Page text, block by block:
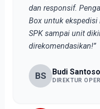
dan responsif.
Box untuk ekspedisi
SPK sampai unit
direkomendasikan!”
BS Budi Santoso
DIREKTUR